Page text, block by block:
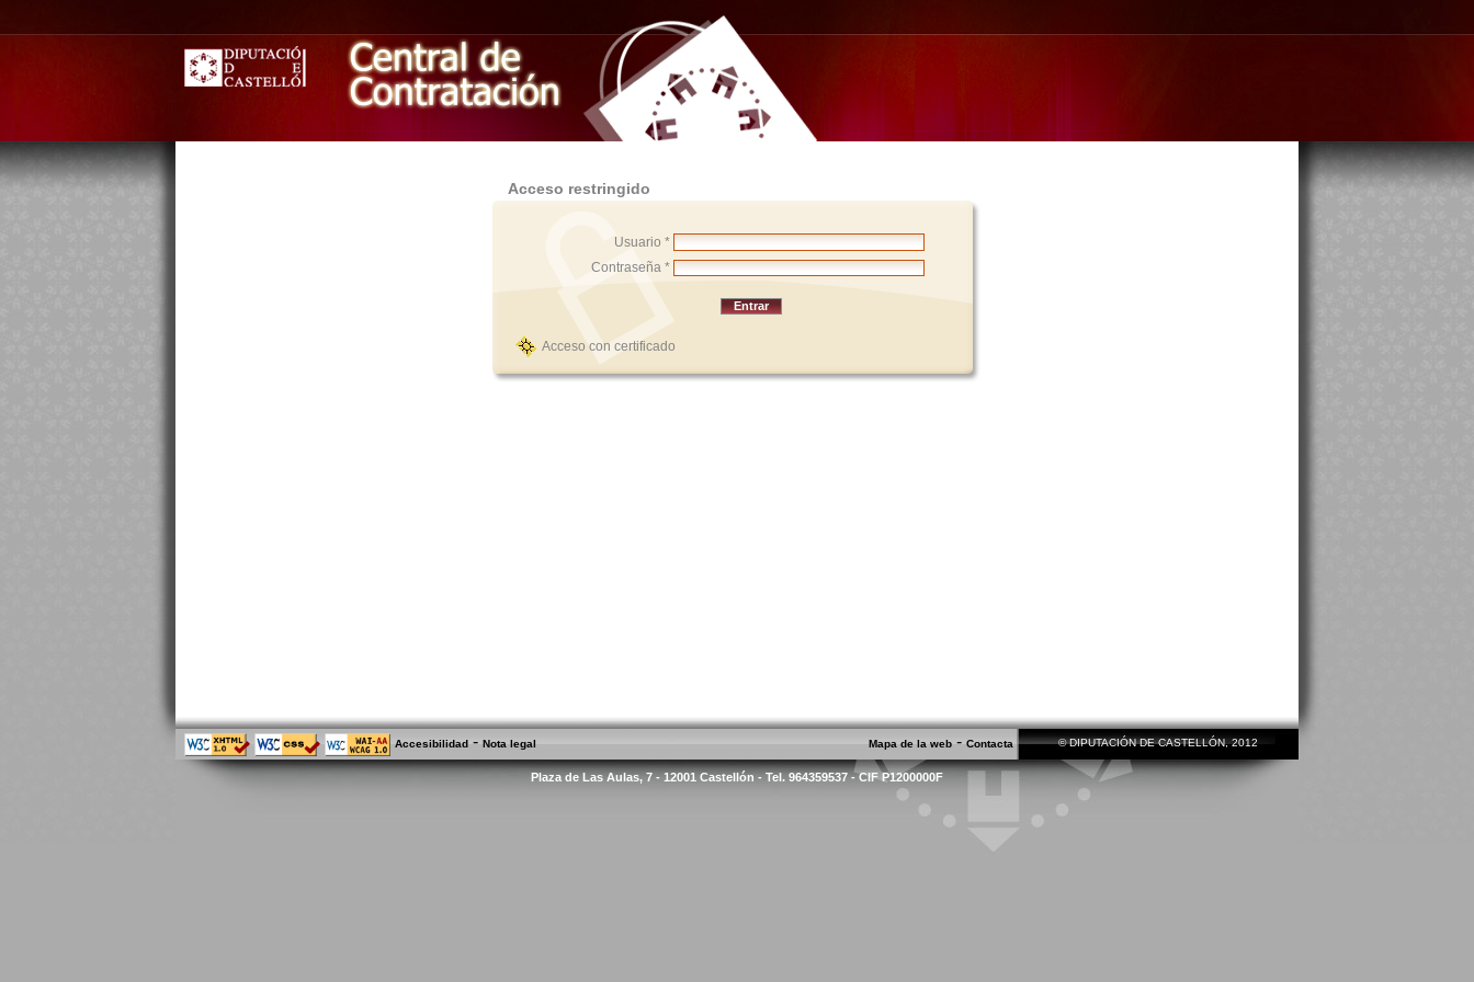
Acceso restringido
Usuario *
Contraseña *
Acceso con certificado
Accesibilidad - Nota legal Mapa de la web - Contacta © DIPUTACIÓN DE CASTELLÓN, 2012
Plaza de Las Aulas, 7 - 12001 Castellón - Tel. 964359537 - CIF P1200000F